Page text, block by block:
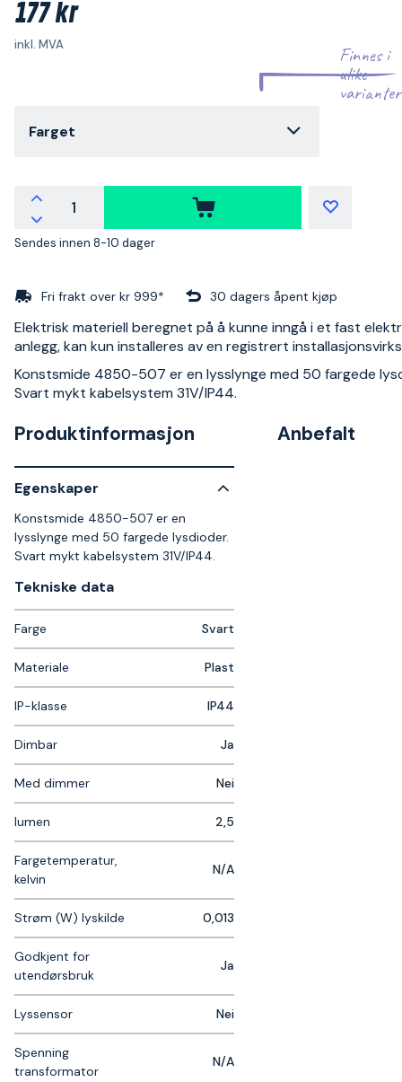
177 kr
inkl. MVA
Finnes i
ulike
varianter
Farget
Sendes innen 8-10 dager
Fri frakt over kr 999* 30 dagers åpent kjøp
Elektrisk materiell beregnet på å kunne inngå i et fast
anlegg, kan kun installeres av en registrert
Konstsmide 4850-507 er en lysslynge med 50 fargede
Svart mykt kabelsystem 31V/IP44.
Produktinformasjon
Egenskaper
Konstsmide 4850-507 er en
lysslynge med 50 fargede lysdioder.
Svart mykt kabelsystem 31V/IP44.
Tekniske data​
Farge Svart
Materiale Plast
IP-klasse IP44
Dimbar Ja
Med dimmer Nei
lumen 2,5
Fargetemperatur,
kelvin
N/A
Strøm (W) lyskilde 0,013
Godkjent for
utendørsbruk
Ja
Lyssensor Nei
Spenning
transformator
N/A
Anbefalt